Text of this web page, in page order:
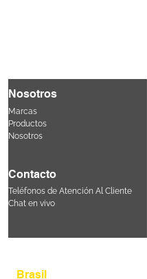
Nosotros
Marcas
Productos
Nosotros
Contacto
Teléfonos de Atención Al Cliente
Chat en vivo
Brasil